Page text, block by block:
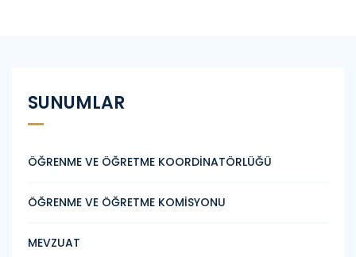
SUNUMLAR
ÖĞRENME VE ÖĞRETME KOORDİNATÖRLÜĞÜ
ÖĞRENME VE ÖĞRETME KOMİSYONU
MEVZUAT